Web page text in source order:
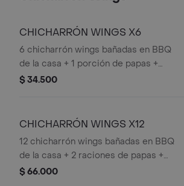
CHICHARRÓN WINGS X6
6 chicharrón wings bañadas en BBQ
de la casa + 1 porción de papas +
zanahoria y apio + salsa de queso azul
$ 34.500
CHICHARRÓN WINGS X12
12 chicharrón wings bañadas en BBQ
de la casa + 2 raciones de papas +
zanahoria y apio + salsa de queso azul.
$ 66.000